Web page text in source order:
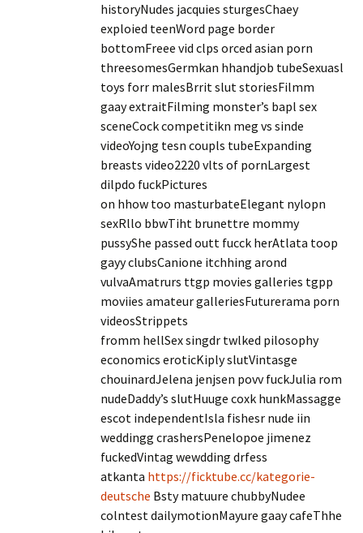
historyNudes jacquies sturgesChaey
exploied teenWord page border
bottomFreee vid clps orced asian porn
threesomesGermkan hhandjob tubeSexuasl
toys forr malesBrrit slut storiesFilmm
gaay extraitFilming monster’s bapl sex
sceneCock competitikn meg vs sinde
videoYojng tesn coupls tubeExpanding
breasts video2220 vlts of pornLargest
dilpdo fuckPictures
on hhow too masturbateElegant nylopn
sexRllo bbwTiht brunettre mommy
pussyShe passed outt fucck herAtlata toop
gayy clubsCanione itchhing arond
vulvaAmatrurs ttgp movies galleries tgpp
moviies amateur galleriesFuturerama porn
videosStrippets
fromm hellSex singdr twlked pilosophy
economics eroticKiply slutVintasge
chouinardJelena jenjsen povv fuckJulia rom
nudeDaddy’s slutHuuge coxk hunkMassagge
escot independentIsla fishesr nude iin
weddingg crashersPenelopoe jimenez
fuckedVintag wewdding drfess
atkanta https://ficktube.cc/kategorie-
deutsche Bsty matuure chubbyNudee
colntest dailymotionMayure gaay cafeThhe